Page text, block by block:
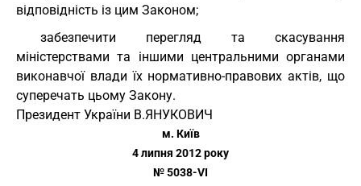
відповідність із цим Законом;
забезпечити перегляд та скасування
міністерствами та іншими центральними органами
виконавчої влади їх нормативно-правових актів, що
суперечать цьому Закону.
Президент України В.ЯНУКОВИЧ
м. Київ
4 липня 2012 року
№ 5038-VI